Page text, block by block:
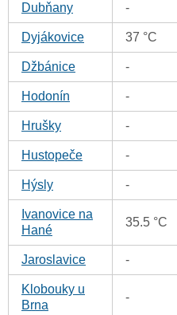
Dubňany -
Dyjákovice 37 °C
Džbánice -
Hodonín -
Hrušky -
Hustopeče -
Hýsly -
Ivanovice na
Hané
35.5 °C
Jaroslavice -
Klobouky u
Brna
-